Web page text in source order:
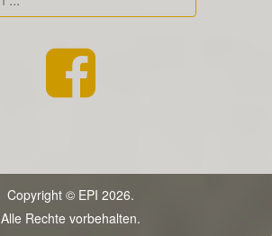
Copyright © EPI 2026.
Alle Rechte vorbehalten.